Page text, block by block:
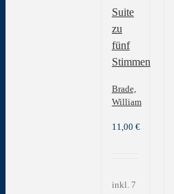
Suite
zu
fünf
Stimmen
Brade,
William
11,00 €
inkl. 7